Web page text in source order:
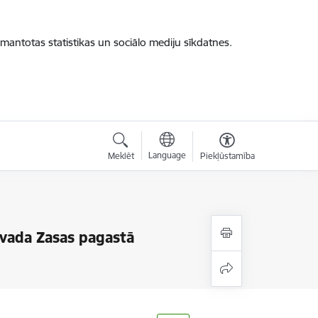
statistikas un sociālo mediju sīkdatnes.
Meklēt Language Piekļūstamība
Zasas pagastā